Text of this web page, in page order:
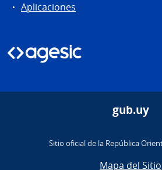
Aplicaciones
gub.uy
Sitio oficial de la República
Mapa del Sitio